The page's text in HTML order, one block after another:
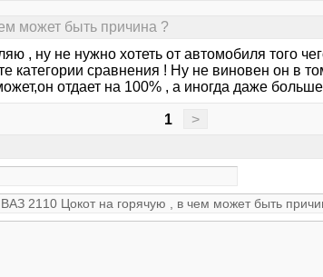
может быть причина ?
, ну не нужно хотеть от автомобиля того
категории сравнения ! Ну не виновен он в
отдает на 100% , а иногда даже
1 >